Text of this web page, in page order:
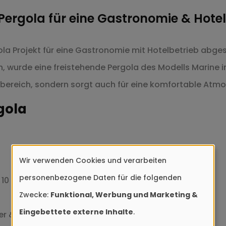
für eine Gastronomie &
Projekt für eine Gastronomie mit Hotelbetrieb
wurde eine freistehende Pergola des Modells Marine
sondern sorgt auch für eine komfortable
& Senkrechtmarkisen
Verwendung
von
personenbezogenen
Daten
Wir verwenden Cookies und verarbeiten
personenbezogene Daten für die folgenden
Zwecke: Funktional, Werbung und Marketing &
Eingebettete externe Inhalte.